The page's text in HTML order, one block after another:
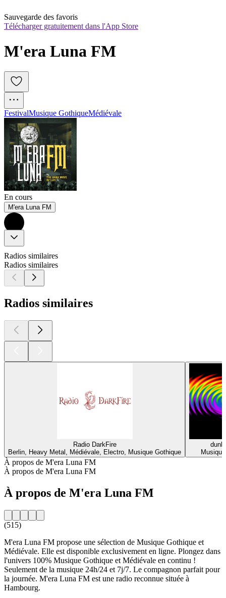
Sauvegarde des favoris
Télécharger gratuitement dans l'App Store
M'era Luna FM
FestivalMusique GothiqueMédiévale
En cours
M'era Luna FM
Radios similaires
Radios similaires
Radios similaires
Radio DarkFire
Berlin, Heavy Metal, Médiévale, Electro, Musique Gothique
À propos de M'era Luna FM
À propos de M'era Luna FM
À propos de M'era Luna FM
(515)
M'era Luna FM propose une sélection de Musique Gothique et
Médiévale. Elle est disponible exclusivement en ligne. Plongez dans
l'univers 100% Musique Gothique et Médiévale en continu !
Seulement de la musique 24h/24 et 7j/7. Le compagnon parfait pour
la journée. M'era Luna FM est une radio reconnue située à
Hambourg.